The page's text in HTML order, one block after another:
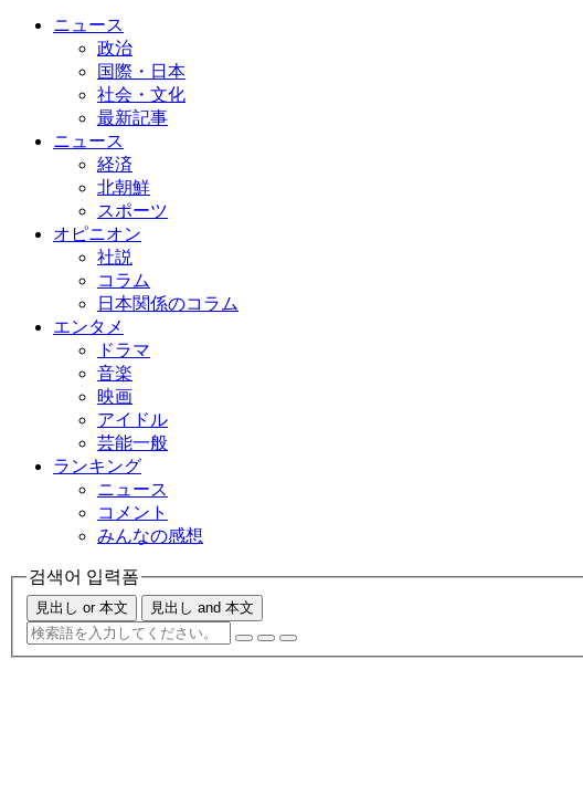
ニュース
政治
国際・日本
社会・文化
最新記事
ニュース
経済
北朝鮮
スポーツ
オピニオン
社説
コラム
日本関係のコラム
エンタメ
ドラマ
音楽
映画
アイドル
芸能一般
ランキング
ニュース
コメント
みんなの感想
검색어 입력폼
見出し or 本文 見出し and 本文